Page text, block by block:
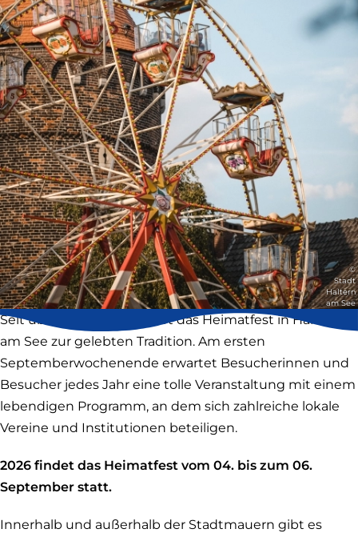
©
Stadt
Haltern
am See
Seit über 40 Jahren gehört das Heimatfest in Haltern
am See zur gelebten Tradition. Am ersten
Septemberwochenende erwartet Besucherinnen und
Besucher jedes Jahr eine tolle Veranstaltung mit einem
lebendigen Programm, an dem sich zahlreiche lokale
Vereine und Institutionen beteiligen.
2026 findet das Heimatfest vom 04. bis zum 06.
September statt.
Innerhalb und außerhalb der Stadtmauern gibt es